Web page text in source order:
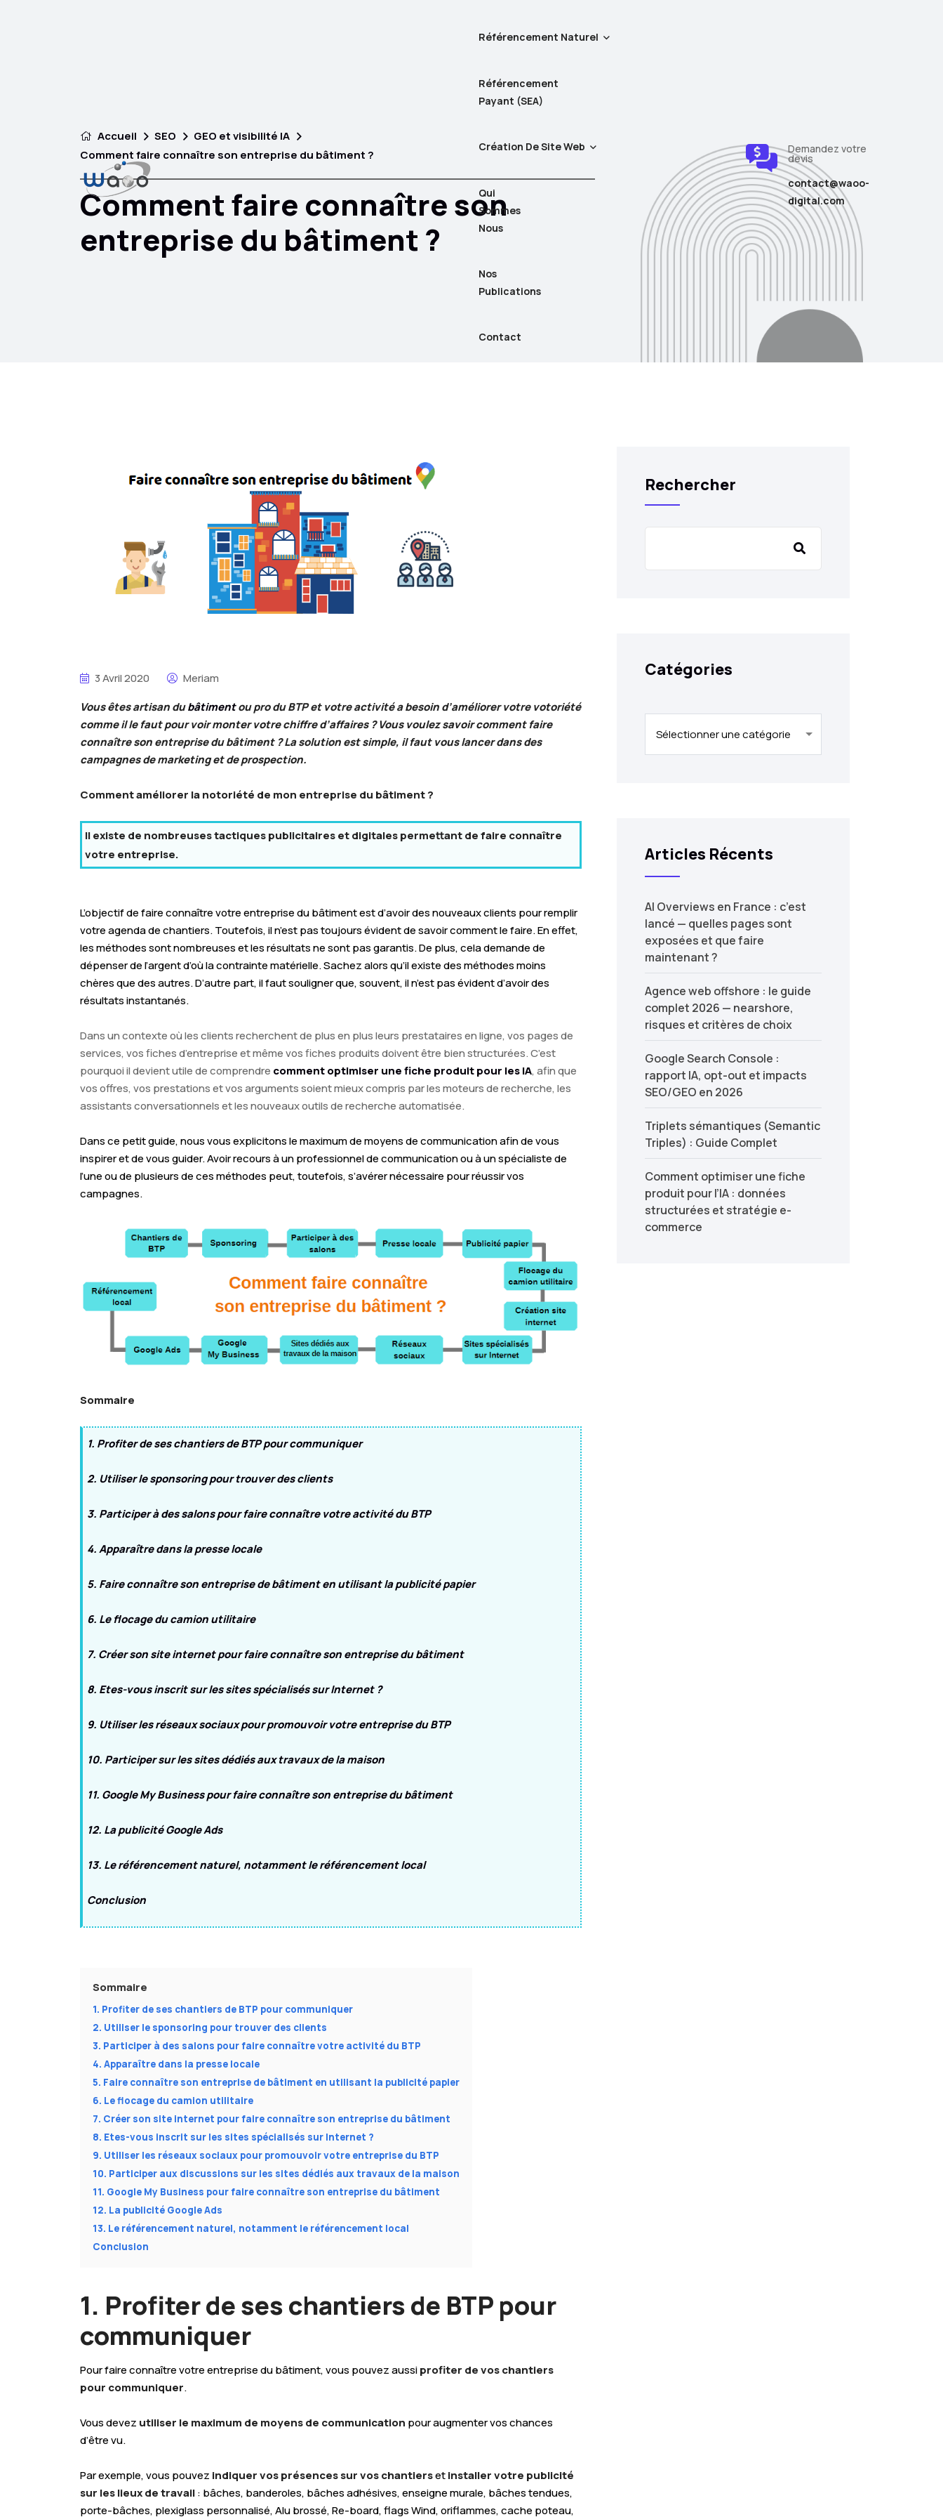
Référencement Naturel
Référencement
Payant (SEA)
Création De Site Web
Qui
Sommes
Nous
Nos
Publications
Contact
Demandez votre
devis
contact@waoo-
digital.com
Accueil SEO
GEO et visibilité IA
Comment faire connaître son entreprise du bâtiment ?
Comment faire connaître son
entreprise du bâtiment ?
3 Avril 2020
Meriam
Vous êtes artisan dubâtimentou pro du BTP et votre activité a besoin d’améliorer votre votoriété
comme il le faut pour voir monter votre chiffre d’affaires ? Vous voulez savoir comment faire
connaître son entreprise du bâtiment ? La solution est simple, il faut vous lancer dans des
campagnes de marketing et de prospection.
Comment améliorer la notoriété de mon entreprise du bâtiment ?
Il existe de nombreuses tactiques publicitaires et digitales permettant de faire connaître
votre entreprise.
L’objectif de faire connaître votre entreprise du bâtiment est d’avoir des nouveaux clients pour remplir
votre agenda de chantiers. Toutefois, il n’est pas toujours évident de savoir comment le faire. En effet,
les méthodes sont nombreuses et les résultats ne sont pas garantis. De plus, cela demande de
dépenser de l’argent d’où la contrainte matérielle. Sachez alors qu’il existe des méthodes moins
chères que des autres. D’autre part, il faut souligner que, souvent, il n’est pas évident d’avoir des
résultats instantanés.
Dans un contexte où les clients recherchent de plus en plus leurs prestataires en ligne, vos pages de
services, vos fiches d’entreprise et même vos fiches produits doivent être bien structurées. C’est
pourquoi il devient utile de comprendre comment optimiser une fiche produit pour les IA, afin que
vos offres, vos prestations et vos arguments soient mieux compris par les moteurs de recherche, les
assistants conversationnels et les nouveaux outils de recherche automatisée.
Dans ce petit guide, nous vous explicitons le maximum de moyens de communication afin de vous
inspirer et de vous guider. Avoir recours à un professionnel de communication ou à un spécialiste de
l’une ou de plusieurs de ces méthodes peut, toutefois, s’avérer nécessaire pour réussir vos
campagnes.
Sommaire
1. Profiter de ses chantiers de BTP pour communiquer
2. Utiliser le sponsoring pour trouver des clients
3. Participer à des salons pour faire connaître votre activité du BTP
4. Apparaître dans la presse locale
5. Faire connaître son entreprise de bâtiment en utilisant la publicité papier
6. Le flocage du camion utilitaire
7. Créer son site internet pour faire connaître son entreprise du bâtiment
8. Etes-vous inscrit sur les sites spécialisés sur Internet ?
9. Utiliser les réseaux sociaux pour promouvoir votre entreprise du BTP
10. Participer sur les sites dédiés aux travaux de la maison
11. Google My Business pour faire connaître son entreprise du bâtiment
12. La publicité Google Ads
13. Le référencement naturel, notamment le référencement local
Conclusion
Sommaire
1. Profiter de ses chantiers de BTP pour communiquer
2. Utiliser le sponsoring pour trouver des clients
3. Participer à des salons pour faire connaître votre activité du BTP
4. Apparaître dans la presse locale
5. Faire connaître son entreprise de bâtiment en utilisant la publicité papier
6. Le flocage du camion utilitaire
7. Créer son site internet pour faire connaître son entreprise du bâtiment
8. Etes-vous inscrit sur les sites spécialisés sur Internet ?
9. Utiliser les réseaux sociaux pour promouvoir votre entreprise du BTP
10. Participer aux discussions sur les sites dédiés aux travaux de la maison
11. Google My Business pour faire connaître son entreprise du bâtiment
12. La publicité Google Ads
13. Le référencement naturel, notamment le référencement local
Conclusion
1. Profiter de ses chantiers de BTP pour
communiquer
Pour faire connaître votre entreprise du bâtiment, vous pouvez aussiprofiter de vos chantiers
pour communiquer.
Vous devez utiliser le maximum de moyens de communication pour augmenter vos chances
d’être vu.
Par exemple, vous pouvez indiquer vos présences sur vos chantiersetinstaller votre publicité
sur les lieux de travail: bâches, banderoles, bâches adhésives, enseigne murale, bâches tendues,
porte-bâches, plexiglass personnalisé, Alu brossé, Re-board, flags Wind, oriflammes, cache poteau,
Rechercher
Catégories
Articles Récents
AI Overviews en France : c’est
lancé — quelles pages sont
exposées et que faire
maintenant ?
Agence web offshore : le guide
complet 2026 — nearshore,
risques et critères de choix
Google Search Console :
rapport IA, opt-out et impacts
SEO/GEO en 2026
Triplets sémantiques (Semantic
Triples) : Guide Complet
Comment optimiser une fiche
produit pour l’IA : données
structurées et stratégie e-
commerce